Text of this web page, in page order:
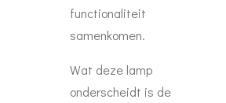
functionaliteit
samenkomen.
Wat deze lamp
onderscheidt is de